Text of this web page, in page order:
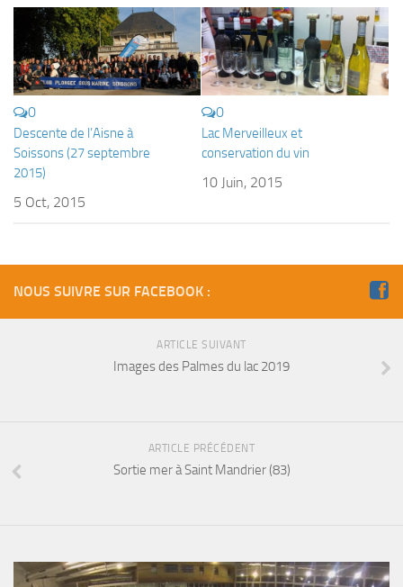
Sorties 2016
Sorties 2015
Sorties 2014
BIO SUB
Environnement et Biologie Sub
Occasions
0
Descente de l’Aisne à
Soissons (27 septembre
2015)
5 Oct, 2015
0
Lac Merveilleux et
conservation du vin
10 Juin, 2015
NOUS SUIVRE SUR FACEBOOK :
ARTICLE SUIVANT
Images des Palmes du lac 2019
ARTICLE PRÉCÉDENT
Sortie mer à Saint Mandrier (83)